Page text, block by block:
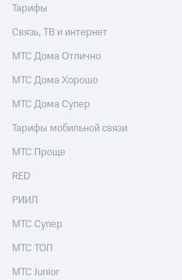
акций
Рынок
Еврооблигации-2023
о
именных
развитие
этика
На главную
Тарифы
Связь, ТВ и интернет
МТС Дома Отлично
МТС Дома Хорошо
МТС Дома Супер
Тарифы мобильной связи
МТС Проще
RED
РИИЛ
МТС Супер
МТС ТОП
МТС Junior